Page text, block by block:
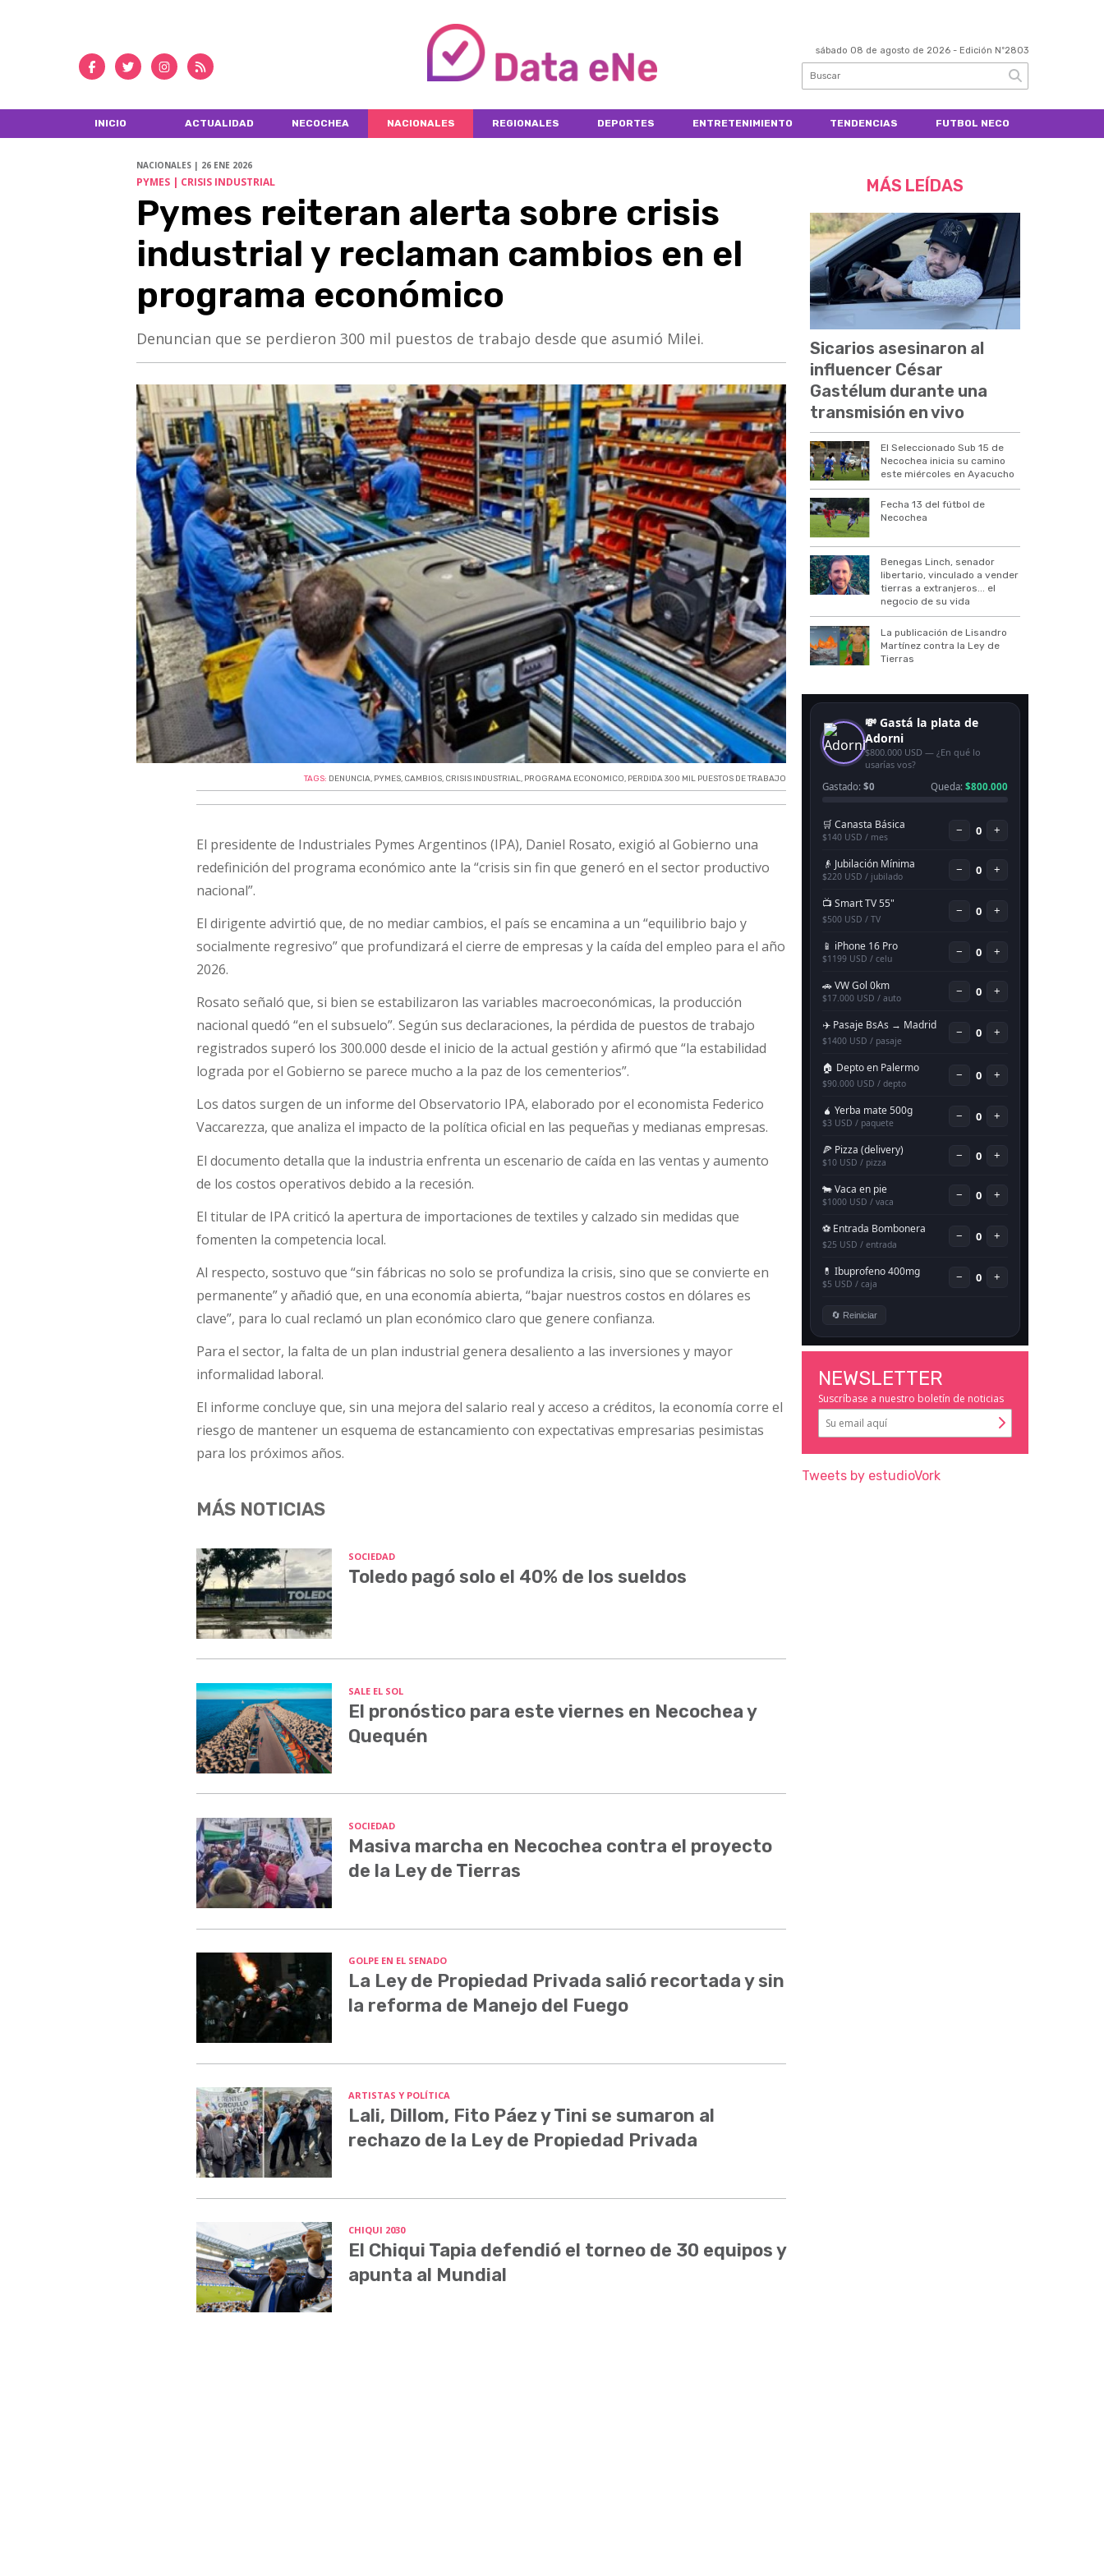
sábado 08 de agosto de 2026 - Edición Nº2803
INICIO ACTUALIDAD NECOCHEA NACIONALES REGIONALES DEPORTES ENTRETENIMIENTO TENDENCIAS FUTBOL NECO
NACIONALES | 26 ENE 2026
PYMES | CRISIS INDUSTRIAL
Pymes reiteran alerta sobre crisis
industrial y reclaman cambios en el
programa económico
Denuncian que se perdieron 300 mil puestos de trabajo desde que asumió Milei.
TAGS: DENUNCIA, PYMES, CAMBIOS, CRISIS INDUSTRIAL, PROGRAMA ECONOMICO, PERDIDA 300 MIL PUESTOS DE TRABAJO
El presidente de Industriales Pymes Argentinos (IPA), Daniel Rosato, exigió al Gobierno una
redefinición del programa económico ante la “crisis sin fin que generó en el sector productivo
nacional”.
El dirigente advirtió que, de no mediar cambios, el país se encamina a un “equilibrio bajo y
socialmente regresivo” que profundizará el cierre de empresas y la caída del empleo para el año
2026.
Rosato señaló que, si bien se estabilizaron las variables macroeconómicas, la producción
nacional quedó “en el subsuelo”. Según sus declaraciones, la pérdida de puestos de trabajo
registrados superó los 300.000 desde el inicio de la actual gestión y afirmó que “la estabilidad
lograda por el Gobierno se parece mucho a la paz de los cementerios”.
Los datos surgen de un informe del Observatorio IPA, elaborado por el economista Federico
Vaccarezza, que analiza el impacto de la política oficial en las pequeñas y medianas empresas.
El documento detalla que la industria enfrenta un escenario de caída en las ventas y aumento
de los costos operativos debido a la recesión.
El titular de IPA criticó la apertura de importaciones de textiles y calzado sin medidas que
fomenten la competencia local.
Al respecto, sostuvo que “sin fábricas no solo se profundiza la crisis, sino que se convierte en
permanente” y añadió que, en una economía abierta, “bajar nuestros costos en dólares es
clave”, para lo cual reclamó un plan económico claro que genere confianza.
Para el sector, la falta de un plan industrial genera desaliento a las inversiones y mayor
informalidad laboral.
El informe concluye que, sin una mejora del salario real y acceso a créditos, la economía corre el
riesgo de mantener un esquema de estancamiento con expectativas empresarias pesimistas
para los próximos años.
MÁS NOTICIAS
SOCIEDAD
Toledo pagó solo el 40% de los sueldos
SALE EL SOL
El pronóstico para este viernes en Necochea y
Quequén
SOCIEDAD
Masiva marcha en Necochea contra el proyecto
de la Ley de Tierras
GOLPE EN EL SENADO
La Ley de Propiedad Privada salió recortada y sin
la reforma de Manejo del Fuego
ARTISTAS Y POLÍTICA
Lali, Dillom, Fito Páez y Tini se sumaron al
rechazo de la Ley de Propiedad Privada
CHIQUI 2030
El Chiqui Tapia defendió el torneo de 30 equipos y
apunta al Mundial
MÁS LEÍDAS
Sicarios asesinaron al
influencer César
Gastélum durante una
transmisión en vivo
El Seleccionado Sub 15 de
Necochea inicia su camino
este miércoles en Ayacucho
Fecha 13 del fútbol de
Necochea
Benegas Linch, senador
libertario, vinculado a vender
tierras a extranjeros... el
negocio de su vida
La publicación de Lisandro
Martínez contra la Ley de
Tierras
NEWSLETTER
Suscríbase a nuestro boletín de noticias
Tweets by estudioVork